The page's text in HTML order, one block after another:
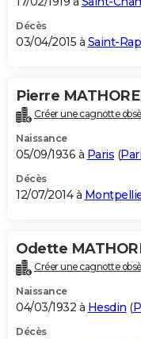
Décès
03/04/2015 à Saint-
Pierre
Créer une cagnotte
Naissance
05/09/1936 à Paris (
Décès
12/07/2014 à
Odette
Créer une cagnotte
Naissance
04/03/1932 à Hesdin (
Décès